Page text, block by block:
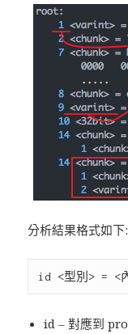
分析結果格式如下:
id – 對應到